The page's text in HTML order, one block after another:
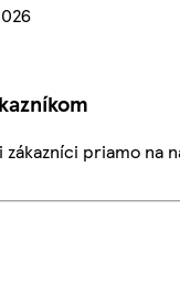
priamo na